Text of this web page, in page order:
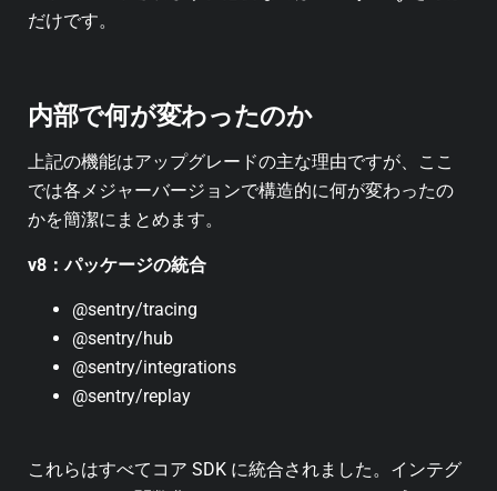
だけです。
内部で何が変わったのか
上記の機能はアップグレードの主な理由ですが、ここ
では各メジャーバージョンで構造的に何が変わったの
かを簡潔にまとめます。
v8：パッケージの統合
@sentry/tracing
@sentry/hub
@sentry/integrations
@sentry/replay
これらはすべてコア SDK に統合されました。インテグ